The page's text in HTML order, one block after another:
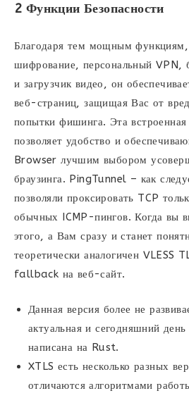
2 Функции Безопасности
Благодаря тем мощным функциям,
шифрование, персональный VPN,
и загрузчик видео, он
веб-страниц, защищая Вас от
попытки фишинга. Эта
позволяет удобство и
Browser лучшим выбором
браузинга. PingTunnel – как
позволяли проксировать TCP
обычных ICMP-пингов. Когда вы
этого, а Вам сразу и станет
теоретически аналогичен VLESS
fallback на веб-сайт.
Данная версия более не
актуальная и сегодняшний день
написана на Rust.
XTLS есть несколько разных
отличаются алгоритмами